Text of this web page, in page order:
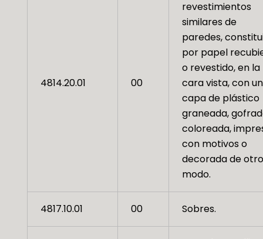
4814.20.01 00
revestimientos
similares de
paredes,
por papel
o revestido, en la
cara vista, con
capa de plástico
graneada,
coloreada,
con motivos o
decorada de otro
modo.
4817.10.01 00 Sobres.